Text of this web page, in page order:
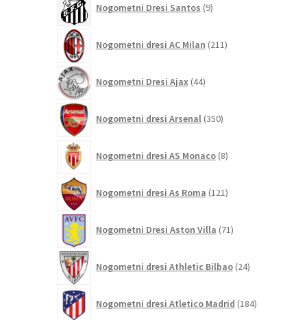
Nogometni Dresi Santos 9izdelkov
Nogometni dresi AC Milan 211izdelkov
Nogometni Dresi Ajax 44izdelkov
Nogometni dresi Arsenal 350izdelkov
Nogometni dresi AS Monaco 8izdelkov
Nogometni dresi As Roma 121izdelkov
Nogometni Dresi Aston Villa 71izdelkov
Nogometni dresi Athletic Bilbao 24izdelkov
Nogometni dresi Atletico Madrid 184izdelkov